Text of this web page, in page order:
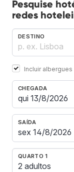
Pesquise
redes
DESTINO
Incluir albergues
CHEGADA
SAÍDA
QUARTO 1
2 adultos